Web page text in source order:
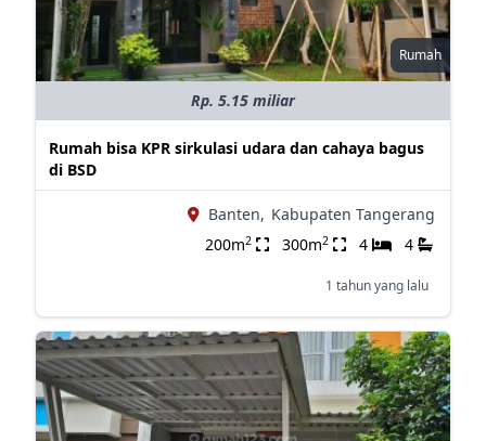
Rumah
Rp. 5.15 miliar
Rumah bisa KPR sirkulasi udara dan cahaya bagus
di BSD
Banten, Kabupaten Tangerang
200m2 300m2 4 4
1 tahun yang lalu